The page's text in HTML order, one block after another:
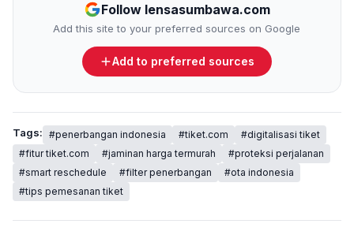
Follow lensasumbawa.com
Add this site to your preferred sources on Google
Add to preferred sources
Tags: #penerbangan indonesia #tiket.com
#digitalisasi tiket
#fitur tiket.com
#jaminan harga termurah
#proteksi perjalanan
#smart reschedule
#filter penerbangan
#ota indonesia
#tips pemesanan tiket